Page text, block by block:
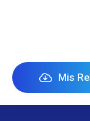
Mis